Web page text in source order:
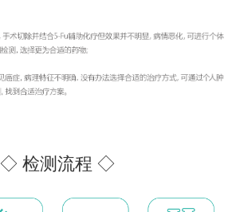
◇ 检测流程 ◇